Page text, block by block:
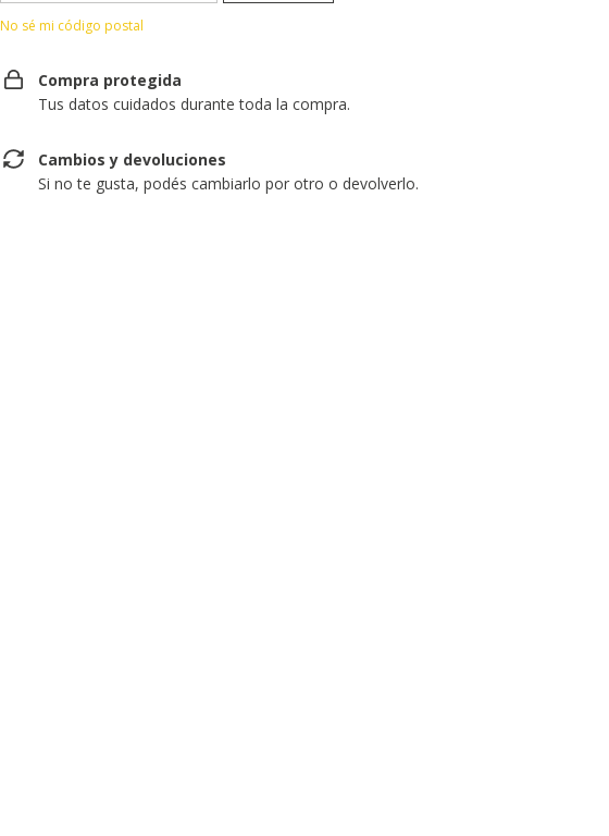
No sé mi código postal
Compra protegida
Tus datos cuidados durante toda la compra.
Cambios y devoluciones
Si no te gusta, podés cambiarlo por otro o devolverlo.